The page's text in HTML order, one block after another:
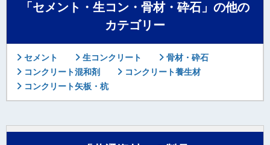
「セメント・生コン・骨材・砕石」の他の
カテゴリー
セメント 生コンクリート
骨材・砕石
コンクリート混和剤
コンクリート養生材
コンクリート矢板・杭